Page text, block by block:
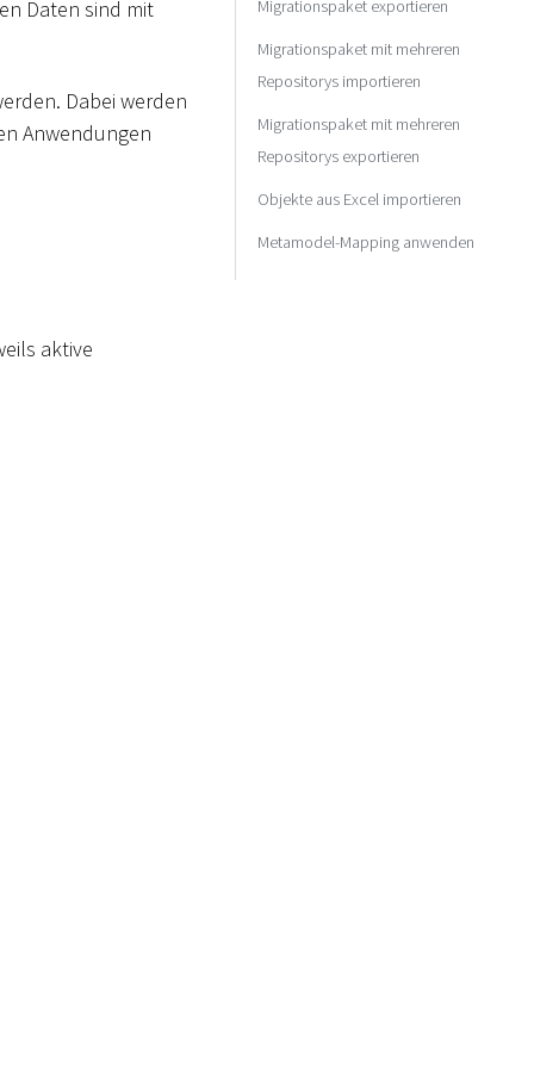
Daten sind mit
Dabei werden
Anwendungen
aktive
Migrationspaket exportieren
Migrationspaket mit mehreren
Repositorys importieren
Migrationspaket mit mehreren
Repositorys exportieren
Objekte aus Excel importieren
Metamodel-Mapping anwenden